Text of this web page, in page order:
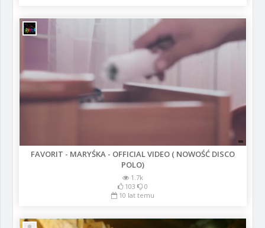
FAVORIT - MARYŚKA - OFFICIAL VIDEO ( NOWOŚĆ DISCO
POLO)
1.7k
103
0
10 lat temu